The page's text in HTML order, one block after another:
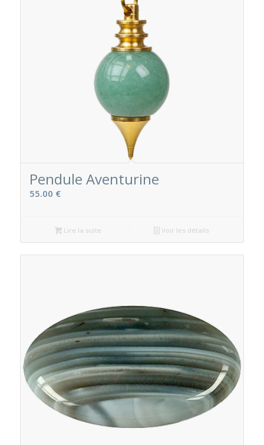
Pendule Aventurine
55.00 €
Lire la suite Voir les détails